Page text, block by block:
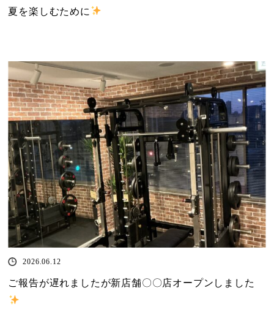
夏を楽しむために
2026.06.12
ご報告が遅れましたが新店舗〇〇店オープンしました